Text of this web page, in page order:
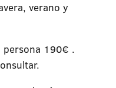
verano y
190€ .